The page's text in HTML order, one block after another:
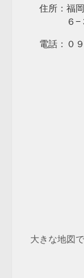
住所：福
６−３
電話：０
大きな地図